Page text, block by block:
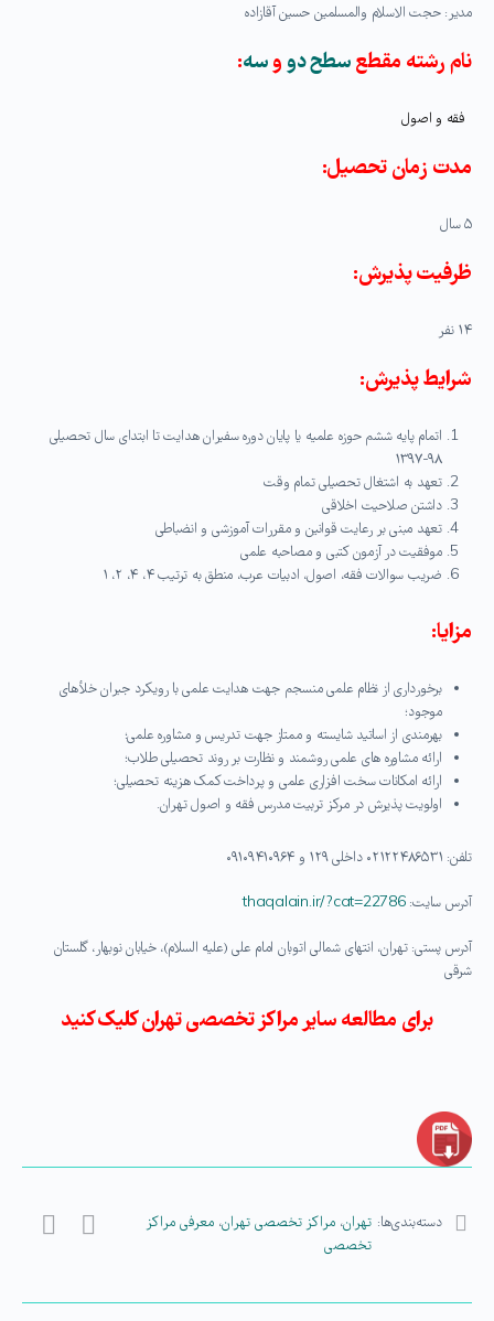
مدیر: حجت الاسلام والمسلمین حسین آقازاده
نام رشته مقطعسطح دووسه:
فقه و اصول
مدت زمان تحصیل:
۵ سال
ظرفیت پذیرش:
۱۴ نفر
شرایط پذیرش:
اتمام پایه ششم حوزه علمیه یا پایان دوره سفیران هدایت تا ابتدای سال تحصیلی
۹۸-۱۳۹۷
تعهد به اشتغال تحصیلی تمام وقت
داشتن صلاحیت اخلاقی
تعهد مبنی بر رعایت قوانین و مقررات آموزشی و انضباطی
موفقیت در آزمون کتبی و مصاحبه علمی
ضریب سوالات فقه، اصول، ادبیات عرب، منطق به ترتیب ۴، ۴، ۲، ۱
مزایا:
برخورداری از نظام علمی منسجم جهت هدایت علمی با رویکرد جبران خلأهای
موجود؛
بهرمندی از اساتید شایسته و ممتاز جهت تدریس و مشاوره علمی؛
ارائه مشاوره های علمی روشمند و نظارت بر روند تحصیلی طلاب؛
ارائه امکانات سخت افزاری علمی و پرداخت کمک هزینه تحصیلی؛
اولویت پذیرش در مرکز تربیت مدرس فقه و اصول تهران.
تلفن: ۰۲۱۲۲۴۸۶۵۳۱ داخلی ۱۲۹ و ۰۹۱۰۹۴۱۰۹۶۴
آدرس سایت:thaqalain.ir/?cat=22786
آدرس پستی: تهران، انتهای شمالی اتوبان امام علی (علیه السلام)، خیابان نوبهار، گلستان
شرقی
برای مطالعه سایر مراکز تخصصی تهران کلیک کنید
دسته‌بندی‌ها: تهران، مراکز تخصصی تهران، معرفی مراکز
تخصصی